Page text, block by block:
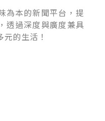
為本的新聞平台，提
透過深度與廣度兼具
的生活！